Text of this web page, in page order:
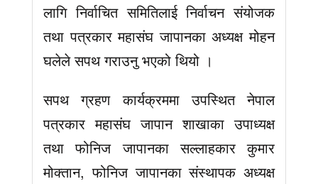
लागि निर्वाचित समितिलाई निर्वाचन संयोजक
तथा पत्रकार महासंघ जापानका अध्यक्ष मोहन
घलेले सपथ गराउनु भएको थियो ।
सपथ ग्रहण कार्यक्रममा उपस्थित नेपाल
पत्रकार महासंघ जापान शाखाका उपाध्यक्ष
तथा फोनिज जापानका सल्लाहकार कुमार
मोक्तान, फोनिज जापानका संस्थापक अध्यक्ष